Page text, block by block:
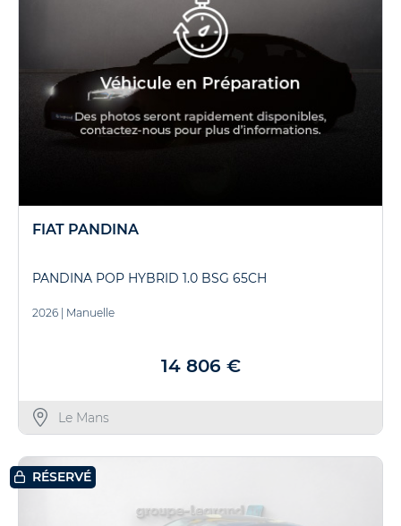
FIAT PANDINA
PANDINA POP HYBRID 1.0 BSG 65CH
2026 | Manuelle
14 806 €
Le Mans
RÉSERVÉ